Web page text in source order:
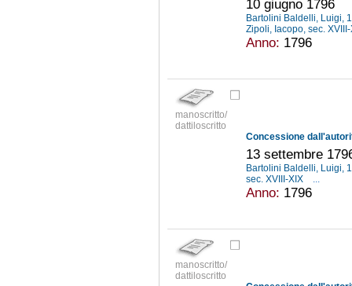
10 giugno 1796
Bartolini Baldelli, Luigi,
Zipoli, Iacopo, sec.
Anno: 1796
manoscritto/
dattiloscritto
13 settembre
Bartolini Baldelli, Luigi,
sec. XVIII-XIX
...
Anno: 1796
manoscritto/
dattiloscritto